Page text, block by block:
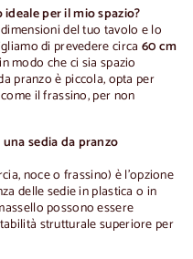
ideale per il mio spazio?
del tuo tavolo e lo
di prevedere circa 60 cm
modo che ci sia spazio
pranzo è piccola, opta per
il frassino, per non
sedia da pranzo
noce o frassino) è l'opzione
delle sedie in plastica o in
possono essere
strutturale superiore per